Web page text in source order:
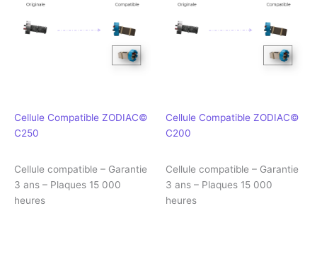
Cellule Compatible ZODIAC©
C250
Cellule compatible – Garantie
3 ans – Plaques 15 000
heures
Cellule Compatible ZODIAC©
C200
Cellule compatible – Garantie
3 ans – Plaques 15 000
heures